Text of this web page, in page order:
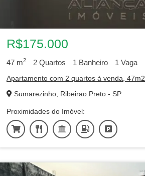
R$175.000
47 m2 2 Quartos 1 Banheiro 1 Vaga
Apartamento com 2 quartos à venda, 47m2
Sumarezinho, Ribeirao Preto - SP
Proximidades do Imóvel: